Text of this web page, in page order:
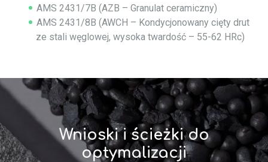
AMS 2431/7B (AZB – Granulat ceramiczny)
AMS 2431/8B (AWCH – Kondycjonowany cięty drut
ze stali węglowej, wysoka twardość – 55-62 HRc)
Wnioski i ścieżki do
optymalizacji